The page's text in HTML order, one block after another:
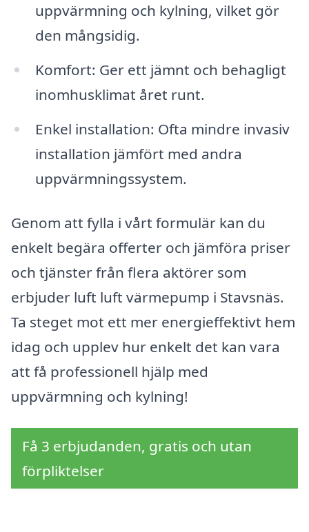
uppvärmning och kylning, vilket gör
den mångsidig.
Komfort: Ger ett jämnt och behagligt
inomhusklimat året runt.
Enkel installation: Ofta mindre invasiv
installation jämfört med andra
uppvärmningssystem.
Genom att fylla i vårt formulär kan du
enkelt begära offerter och jämföra priser
och tjänster från flera aktörer som
erbjuder luft luft värmepump i Stavsnäs.
Ta steget mot ett mer energieffektivt hem
idag och upplev hur enkelt det kan vara
att få professionell hjälp med
uppvärmning och kylning!
Få 3 erbjudanden, gratis och utan
förpliktelser